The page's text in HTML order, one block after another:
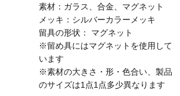
素材：ガラス、合金、マグネット
メッキ：シルバーカラーメッキ
留具の形状： マグネット
※留め具にはマグネットを使用して
います
※素材の大きさ・形・色合い、製品
のサイズは1点1点多少異なります